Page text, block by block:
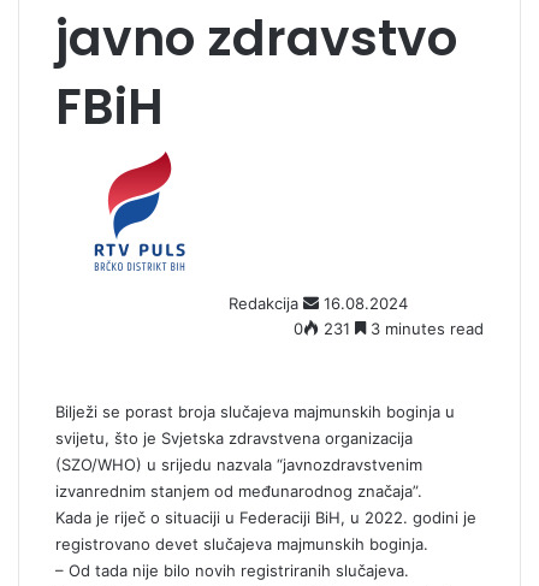
javno zdravstvo
FBiH
Redakcija
e
m
l
16.08.2024
0
231 3 minutes read
Bilježi se porast broja slučajeva majmunskih boginja u
svijetu, što je Svjetska zdravstvena organizacija
(SZO/WHO) u srijedu nazvala “javnozdravstvenim
izvanrednim stanjem od međunarodnog značaja”.
Kada je riječ o situaciji u Federaciji BiH, u 2022. godini je
registrovano devet slučajeva majmunskih boginja.
– Od tada nije bilo novih registriranih slučajeva.